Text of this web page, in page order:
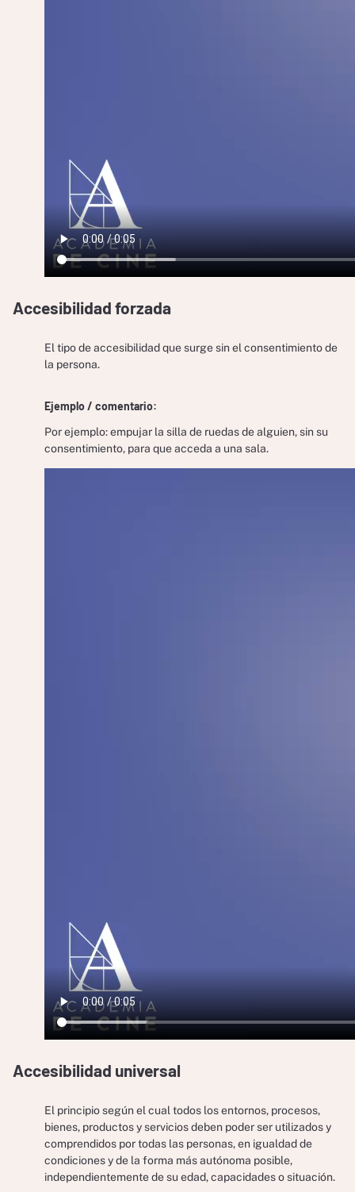
Accesibilidad forzada
El tipo de accesibilidad que surge sin el consentimiento de
la persona.
Ejemplo / comentario:
Por ejemplo: empujar la silla de ruedas de alguien, sin su
consentimiento, para que acceda a una sala.
Accesibilidad universal
El principio según el cual todos los entornos, procesos,
bienes, productos y servicios deben poder ser utilizados y
comprendidos por todas las personas, en igualdad de
condiciones y de la forma más autónoma posible,
independientemente de su edad, capacidades o situación.